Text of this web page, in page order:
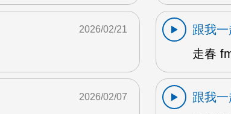
2026/02/21
跟我
走春
2026/02/07
跟我